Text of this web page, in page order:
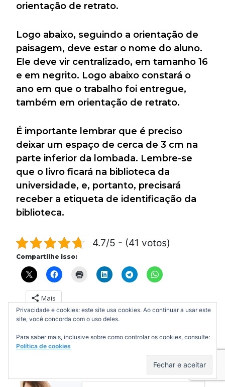
orientação de retrato.
Logo abaixo, seguindo a orientação de
paisagem, deve estar o nome do aluno.
Ele deve vir centralizado, em tamanho 16
e em negrito. Logo abaixo constará o
ano em que o trabalho foi entregue,
também em orientação de retrato.
É importante lembrar que é preciso
deixar um espaço de cerca de 3 cm na
parte inferior da lombada. Lembre-se
que o livro ficará na biblioteca da
universidade, e, portanto, precisará
receber a etiqueta de identificação da
biblioteca.
4.7/5 - (41 votos)
Compartilhe isso:
Mais
Está com dificuldades
para fazer seu TCC?
Privacidade e cookies: este site usa cookies. Ao continuar a usar este
site, você concorda com o uso deles.
Para saber mais, inclusive sobre como controlar os cookies, consulte:
Política de cookies